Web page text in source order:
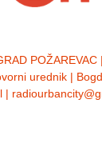
POŽAREVAC
urednik |
|